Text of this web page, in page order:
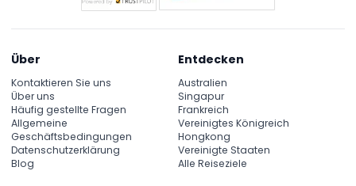
Über
Kontaktieren Sie uns
Über uns
Häufig gestellte Fragen
Allgemeine
Geschäftsbedingungen
Datenschutzerklärung
Blog
Entdecken
Australien
Singapur
Frankreich
Vereinigtes Königreich
Hongkong
Vereinigte Staaten
Alle Reiseziele